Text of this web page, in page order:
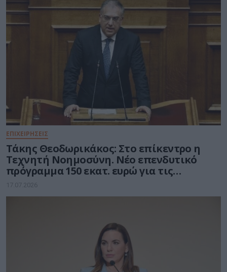
ΕΠΙΧΕΙΡΗΣΕΙΣ
Τάκης Θεοδωρικάκος: Στο επίκεντρο η
Τεχνητή Νοημοσύνη. Νέο επενδυτικό
πρόγραμμα 150 εκατ. ευρώ για τις
μικρομεσαίες επιχειρήσεις
17.07.2026